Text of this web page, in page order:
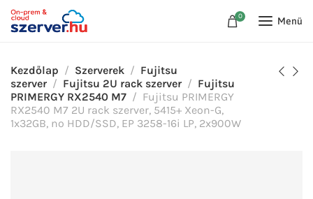
0 Menü
Kezdőlap Szerverek
Fujitsu
szerver
Fujitsu 2U rack szerver
Fujitsu
PRIMERGY RX2540 M7
Fujitsu PRIMERGY
RX2540 M7 2U rack szerver, 5415+ Xeon-G,
1x32GB, no HDD/SSD, EP 3258-16i LP, 2x900W